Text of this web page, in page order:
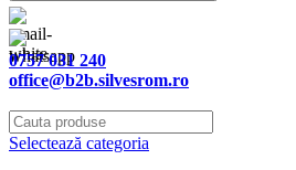
0757 031 240
office@b2b.silvesrom.ro
Selectează categoria